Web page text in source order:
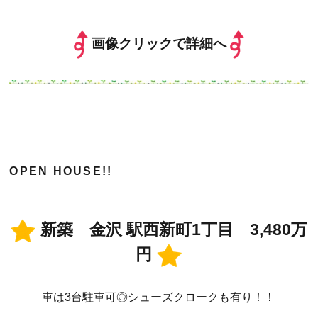
画像クリックで詳細へ
OPEN HOUSE!!
新築 金沢 駅西新町1丁目 3,480万
円
車は3台駐車可◎シューズクロークも有り！！